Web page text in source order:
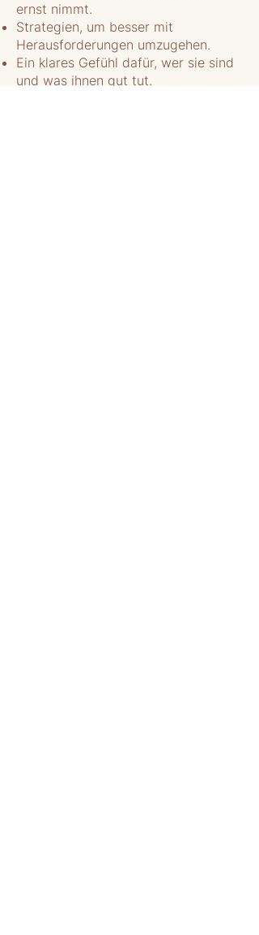
ernst nimmt.
Strategien, um besser mit
Herausforderungen umzugehen.
Ein klares Gefühl dafür, wer sie sind
und was ihnen gut tut.